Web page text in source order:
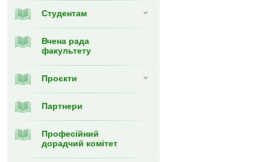
Студентам
Вчена рада
факультету
Проєкти
Партнери
Професійний
дорадчий комітет